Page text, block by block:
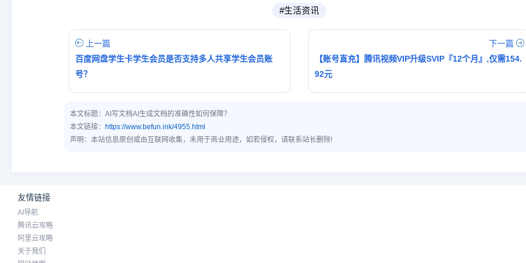
#生活资讯
上一篇
百度网盘学生卡学生会员是否支持多人共享学生会员账
号？
下一篇
【账号直充】腾讯视频VIP升级SVIP『12个月』,仅需154.
92元
本文标题： AI写文档AI生成文档的准确性如何保障？
本文链接： https://www.befun.ink/4955.html
声明：本站信息原创或由互联网收集，未用于商业用途，如若侵权，请联系站长删除!
友情链接
AI导航
腾讯云攻略
阿里云攻略
关于我们